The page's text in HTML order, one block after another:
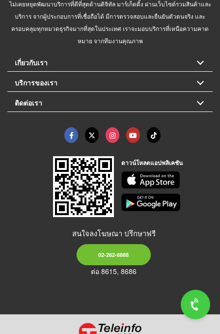
ไม่เคยหยุดพัฒนาบริการที่ดีที่สุดด้านดิจิทัล มาร์เก็ตติ้ง ผ่านเว็บไซต์รวมสินค้าและ
บริการ จากผู้ประกอบการที่เชื่อถือได้ มีการตรวจสอบและยืนยันตัวตนจริง และ
ครอบคลุมทุกหมวดธุรกิจมากที่สุดในประเทศ เราจะมอบบริการที่เหนือความคาด
หมาย จากทีมงานคุณภาพ
เกี่ยวกับเรา
บริการของเรา
ติดต่อเรา
ดาวน์โหลดแอปพลิเคชัน
สนใจลงโฆษณา ปรึกษาฟรี
02-262-8888
ต่อ 8615, 8686